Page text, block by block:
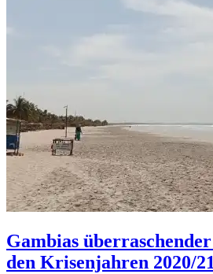
Gambias
den Krisenjahren 2020/